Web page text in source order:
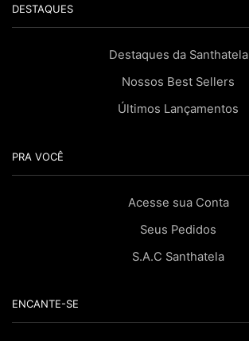
DESTAQUES
Destaques da Santhatela
Nossos Best Sellers
Últimos Lançamentos
PRA VOCÊ
Acesse sua Conta
Seus Pedidos
S.A.C Santhatela
ENCANTE-SE